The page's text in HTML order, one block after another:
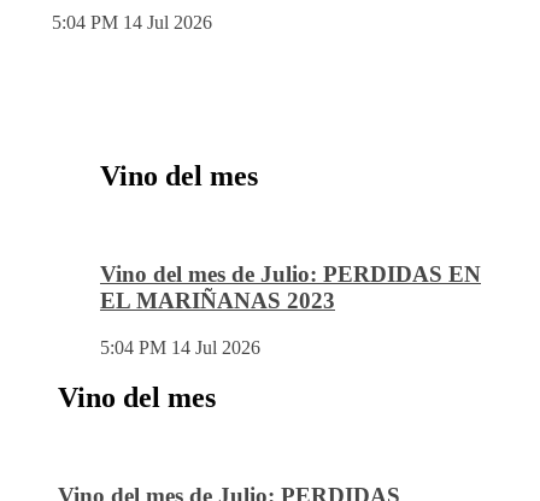
5:04 PM 14 Jul 2026
Vino del mes
Vino del mes de Julio: PERDIDAS EN
EL MARIÑANAS 2023
5:04 PM 14 Jul 2026
Vino del mes
Vino del mes de Julio: PERDIDAS